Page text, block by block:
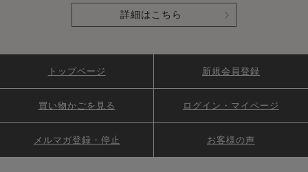
詳細はこちら
トップページ 新規会員登録
買い物かごを見る ログイン・マイページ
メルマガ登録・停止 お客様の声